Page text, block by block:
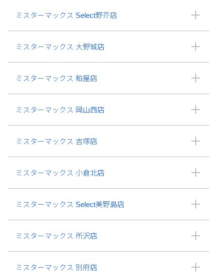
ミスターマックス Select野芥店
ミスターマックス 大野城店
ミスターマックス 粕屋店
ミスターマックス 岡山西店
ミスターマックス 吉塚店
ミスターマックス 小倉北店
ミスターマックス Select美野島店
ミスターマックス 所沢店
ミスターマックス 別府店